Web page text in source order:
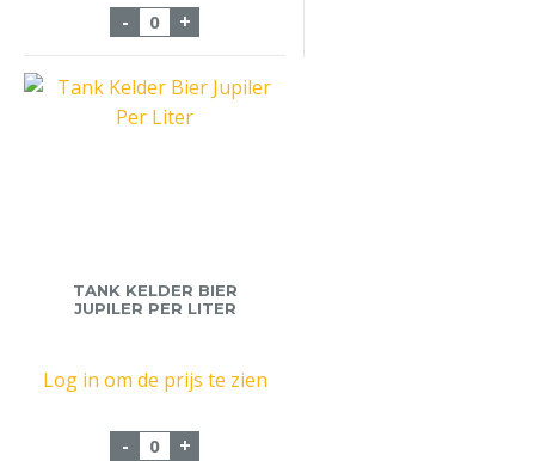
- Fust Hertog Jan Weizener 20 liter aantal
+
TANK KELDER BIER
JUPILER PER LITER
Log in om de prijs te zien
- Tank Kelder Bier Jupiler Per Liter aantal
+